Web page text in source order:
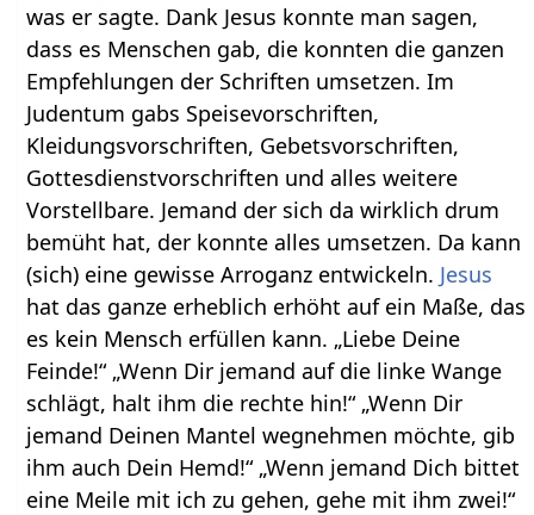
was er sagte. Dank Jesus konnte man sagen,
dass es Menschen gab, die konnten die ganzen
Empfehlungen der Schriften umsetzen. Im
Judentum gabs Speisevorschriften,
Kleidungsvorschriften, Gebetsvorschriften,
Gottesdienstvorschriften und alles weitere
Vorstellbare. Jemand der sich da wirklich drum
bemüht hat, der konnte alles umsetzen. Da kann
(sich) eine gewisse Arroganz entwickeln. Jesus
hat das ganze erheblich erhöht auf ein Maße, das
es kein Mensch erfüllen kann. „Liebe Deine
Feinde!“ „Wenn Dir jemand auf die linke Wange
schlägt, halt ihm die rechte hin!“ „Wenn Dir
jemand Deinen Mantel wegnehmen möchte, gib
ihm auch Dein Hemd!“ „Wenn jemand Dich bittet
eine Meile mit ich zu gehen, gehe mit ihm zwei!“